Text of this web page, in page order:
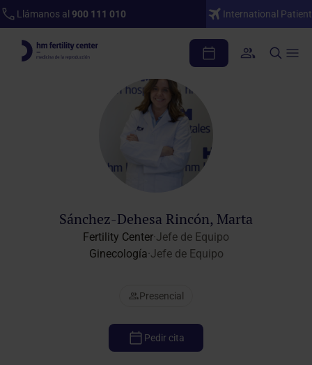
Llámanos al 900 111 010 International Patient
Sánchez-Dehesa Rincón, Marta
Fertility Center·Jefe de Equipo
Ginecología·Jefe de Equipo
Presencial
Pedir cita